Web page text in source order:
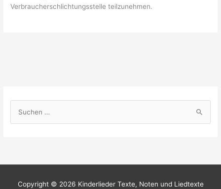
Verbraucherschlichtungsstelle teilzunehmen.
Copyright © 2026 Kinderlieder Texte, Noten und Liedtexte